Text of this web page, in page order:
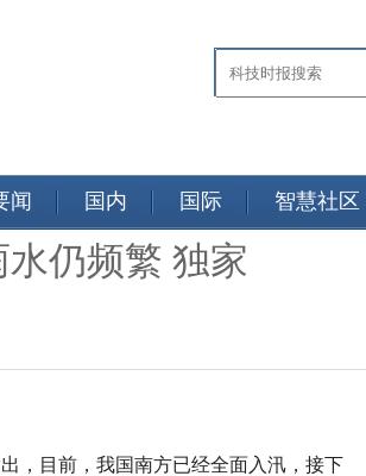
闻 国内 国际 智慧社区
仍频繁 独家
，目前，我国南方已经全面入汛，接下